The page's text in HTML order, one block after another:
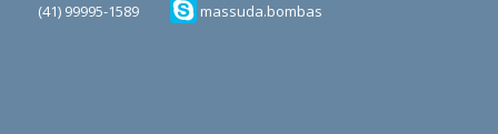
(41) 99995-1589
massuda.bombas